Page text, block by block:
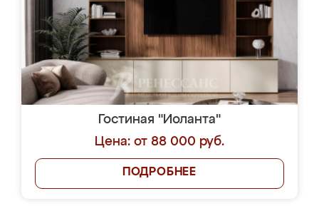
Гостиная "Иоланта"
Цена: от 88 000 руб.
ПОДРОБНЕЕ